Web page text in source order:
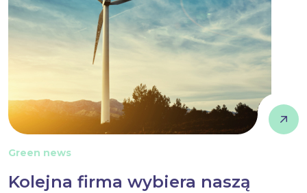
Green news
Kolejna firma wybiera naszą